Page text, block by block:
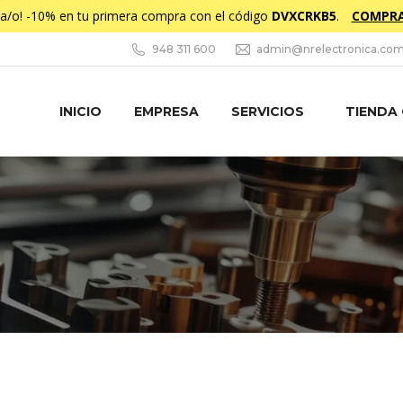
o! -10% en tu primera compra con el código DVXCRKB5.
948 311 600 admin@nrelectronica.com
INICIO EMPRESA SERVICIOS TIENDA